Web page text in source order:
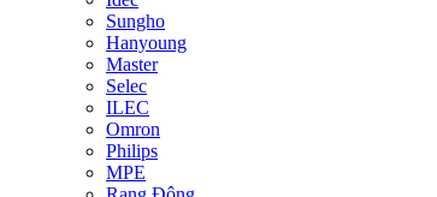
Sungho
Hanyoung
Master
Selec
ILEC
Omron
Philips
MPE